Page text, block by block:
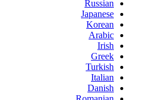
Russian
Japanese
Korean
Arabic
Irish
Greek
Turkish
Italian
Danish